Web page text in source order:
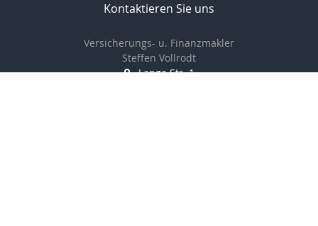
Kontaktieren Sie uns
Versicherungs- u. Finanzmakler
Steffen Vollrodt
Lange Str. 1